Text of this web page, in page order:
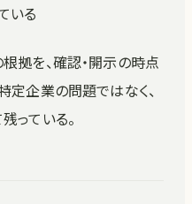
いる
拠を、確認・開示の時点
定企業の問題ではなく、
っている。